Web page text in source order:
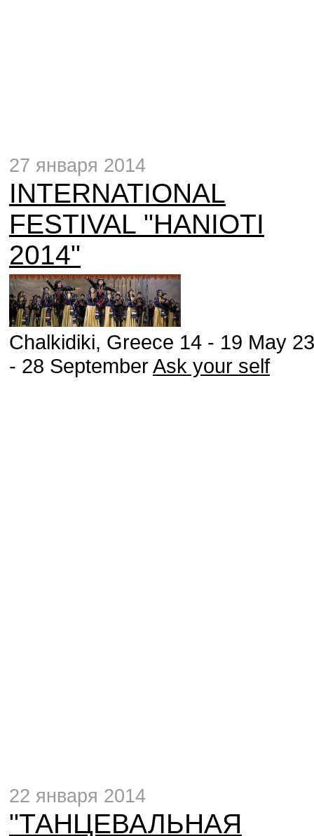
27 января 2014
INTERNATIONAL
FESTIVAL "HANIOTI
2014"
Chalkidiki, Greece 14 - 19 May 23
- 28 SeptemberAsk your self
22 января 2014
"ТАНЦЕВАЛЬНАЯ